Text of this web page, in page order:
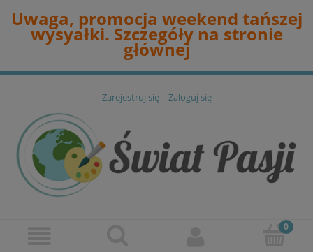
Uwaga, promocja weekend tańszej
wysyałki. Szczegóły na stronie
głównej
Zarejestruj się Zaloguj się